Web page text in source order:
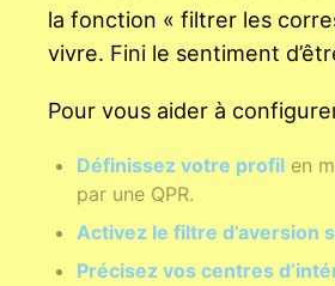
la fonction « filtrer les
vivre. Fini le sentiment
Pour vous aider à
Définissez votre profil en
par une QPR.
Activez le filtre d’aversion
Précisez vos centres